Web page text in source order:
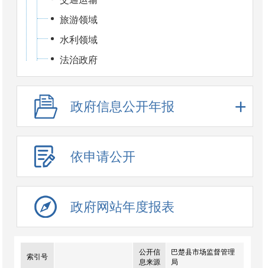
旅游领域
水利领域
法治政府
政府信息公开年报
依申请公开
政府网站年度报表
索引号
公开信
息来源
巴楚县市场监督管理
局